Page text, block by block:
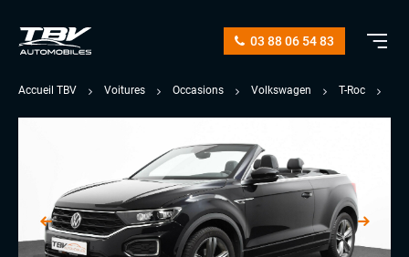
03 88 06 54 83
Accueil TBV Voitures Occasions Volkswagen T-Roc